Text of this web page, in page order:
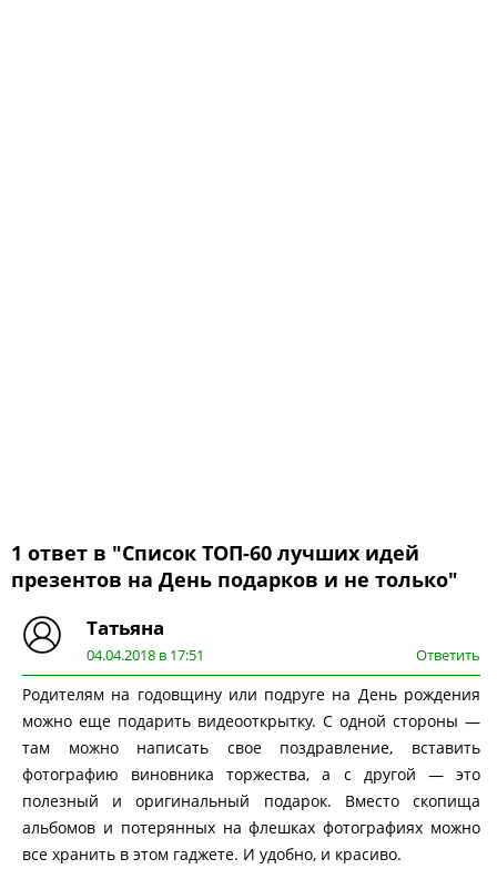
1 ответ в "Список ТОП-60 лучших идей
презентов на День подарков и не только"
Татьяна
04.04.2018 в 17:51 Ответить
Родителям на годовщину или подруге на День рождения
можно еще подарить видеооткрытку. С одной стороны —
там можно написать свое поздравление, вставить
фотографию виновника торжества, а с другой — это
полезный и оригинальный подарок. Вместо скопища
альбомов и потерянных на флешках фотографиях можно
все хранить в этом гаджете. И удобно, и красиво.